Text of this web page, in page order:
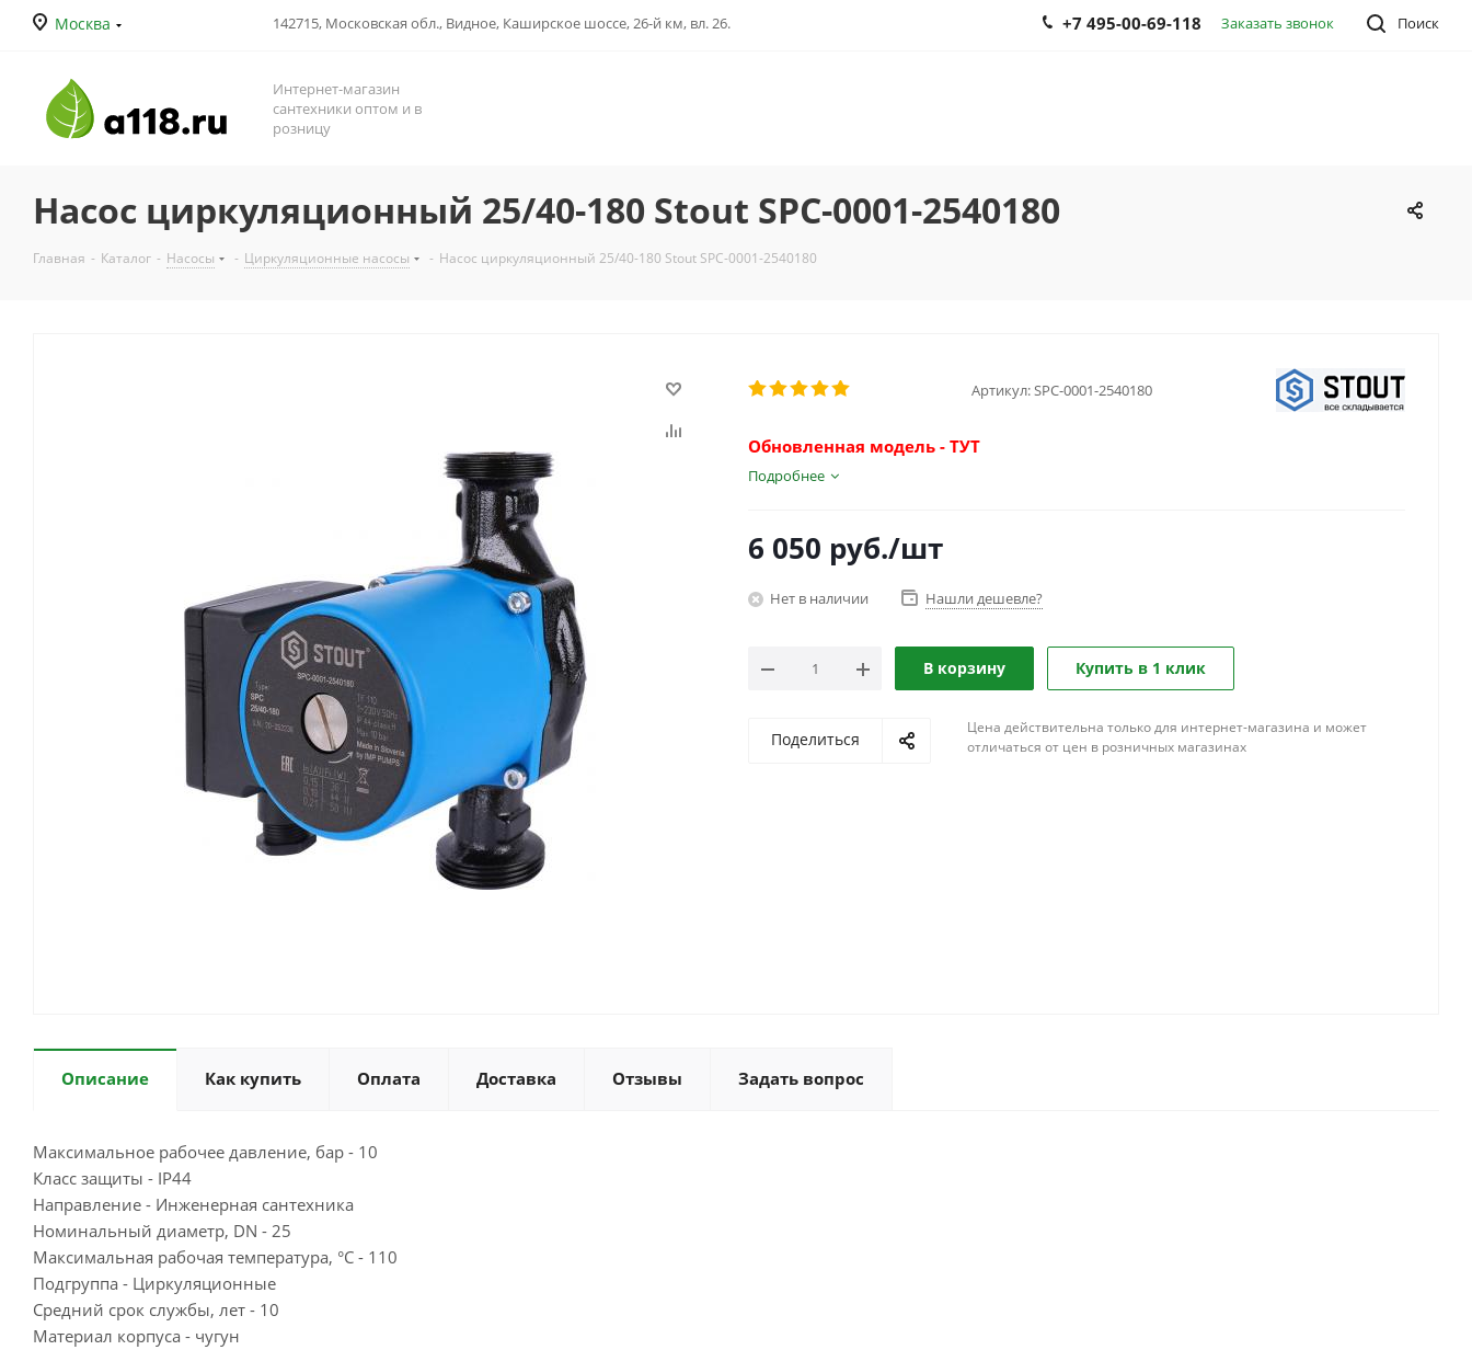
Москва 142715, Московская обл., Видное, Каширское шоссе, 26-й км, вл. 26. Поиск
+7 495-00-69-118 Заказать звонок
Интернет-магазин
сантехники оптом и в
розницу
Насос циркуляционный 25/40-180 Stout SPC-0001-2540180
Главная - Каталог - Насосы - Циркуляционные насосы - Насос циркуляционный 25/40-180 Stout SPC-0001-2540180
Артикул:SPC-0001-2540180
Обновленная модель - ТУТ
Подробнее
6 050 руб./шт
Нет в наличии Нашли дешевле?
В корзину Купить в 1 клик
Поделиться
Цена действительна только для интернет-магазина и может
отличаться от цен в розничных магазинах
Описание Как купить Оплата Доставка Отзывы Задать вопрос
Максимальное рабочее давление, бар - 10
Класс защиты - IP44
Направление - Инженерная сантехника
Номинальный диаметр, DN - 25
Максимальная рабочая температура, °С - 110
Подгруппа - Циркуляционные
Средний срок службы, лет - 10
Материал корпуса - чугун